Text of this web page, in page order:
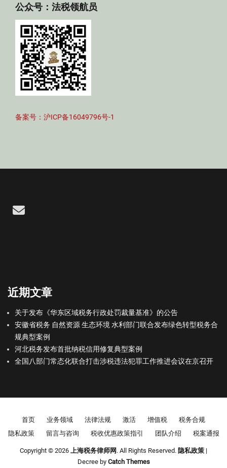
公众号：法税领航员
备案号：沪ICP备16049796号-1
Email
近期文章
关于发布《华东区域税务行政处罚裁量基准》的公告
安徽省税务 自然资源 生态环境 水利部门联合发布绿色转型税务合
规典型案例
河北税务发布首批纳税信用修复典型案例
全国八部门常态化联合打击涉税违法犯罪工作推进会议在京召开
Footer menu
首页 业务领域 法律法规 激活 增值税
税务合规
隐私政策
留言与咨询 税收优惠政策指引 团队介绍 税案通报
Copyright © 2026 上海税务律师网 . All Rights Reserved. 隐私政策 |
Decree by Catch Themes